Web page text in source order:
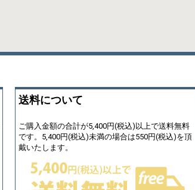
送料について
ご購入金額の合計が5,400円(税込)以上で送料無料
です。5,400円(税込)未満の場合は550円(税込)を頂
戴いたします。